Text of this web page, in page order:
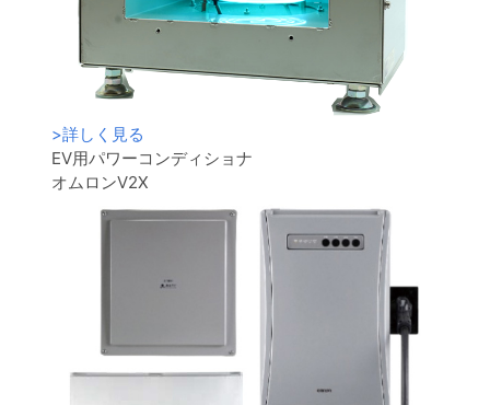
>詳しく見る
EV用パワーコンディショナ
オムロンV2X